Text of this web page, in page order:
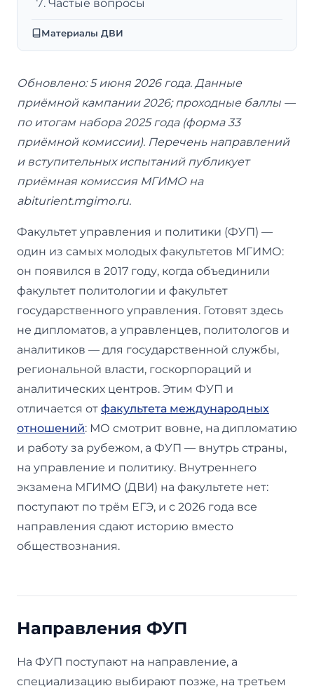
Частые вопросы
Материалы ДВИ
Обновлено: 5 июня 2026 года. Данные
приёмной кампании 2026; проходные баллы —
по итогам набора 2025 года (форма 33
приёмной комиссии). Перечень направлений
и вступительных испытаний публикует
приёмная комиссия МГИМО на
abiturient.mgimo.ru.
Факультет управления и политики (ФУП) —
один из самых молодых факультетов МГИМО:
он появился в 2017 году, когда объединили
факультет политологии и факультет
государственного управления. Готовят здесь
не дипломатов, а управленцев, политологов и
аналитиков — для государственной службы,
региональной власти, госкорпораций и
аналитических центров. Этим ФУП и
отличается от факультета международных
отношений: МО смотрит вовне, на дипломатию
и работу за рубежом, а ФУП — внутрь страны,
на управление и политику. Внутреннего
экзамена МГИМО (ДВИ) на факультете нет:
поступают по трём ЕГЭ, и с 2026 года все
направления сдают историю вместо
обществознания.
Направления ФУП
На ФУП поступают на направление, а
специализацию выбирают позже, на третьем